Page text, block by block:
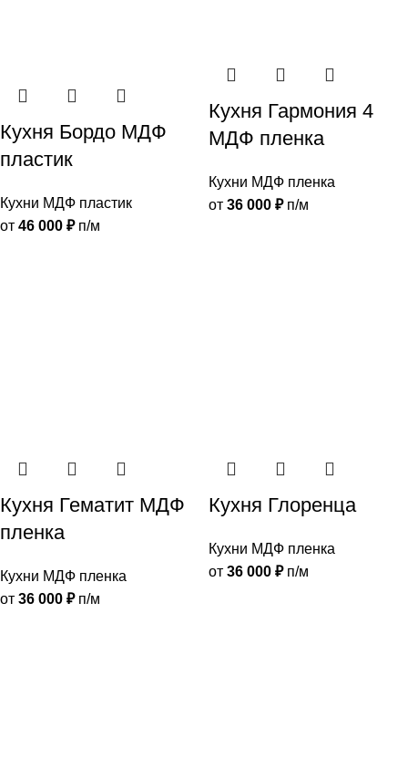
Кухня Бордо МДФ
пластик
Кухни МДФ пластик
от 46 000 ₽п/м
Кухня Гармония 4
МДФ пленка
Кухни МДФ пленка
от 36 000 ₽п/м
Кухня Гематит МДФ
пленка
Кухни МДФ пленка
от 36 000 ₽п/м
Кухня Глоренца
Кухни МДФ пленка
от 36 000 ₽п/м